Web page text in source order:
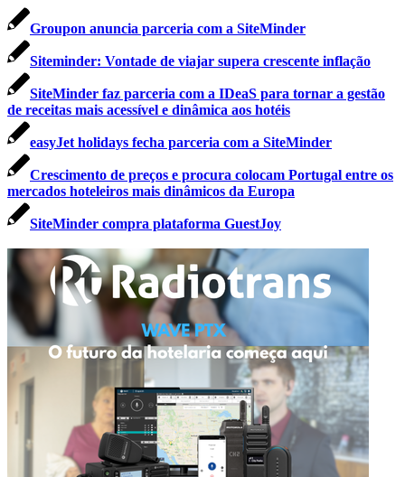
Groupon anuncia parceria com a SiteMinder
Siteminder: Vontade de viajar supera crescente inflação
SiteMinder faz parceria com a IDeaS para tornar a gestão
de receitas mais acessível e dinâmica aos hotéis
easyJet holidays fecha parceria com a SiteMinder
Crescimento de preços e procura colocam Portugal entre os
mercados hoteleiros mais dinâmicos da Europa
SiteMinder compra plataforma GuestJoy